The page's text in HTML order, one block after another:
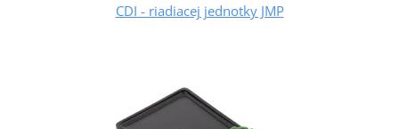
CDI - riadiacej jednotky JMP